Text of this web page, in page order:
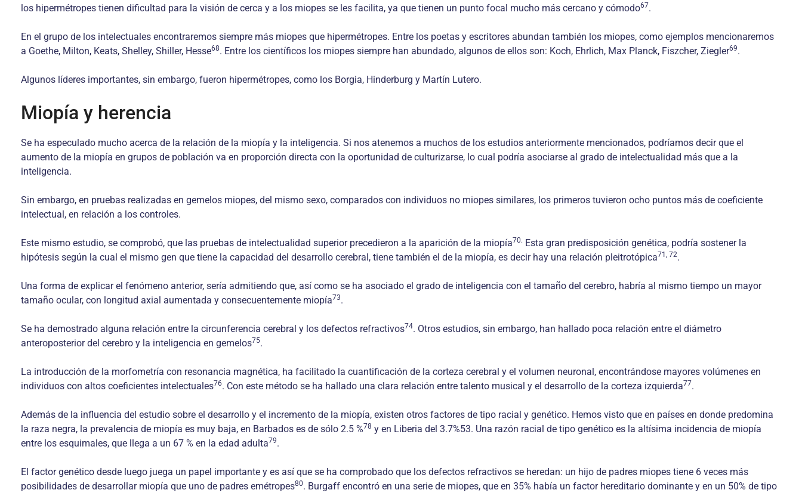
los hipermétropes tienen dificultad para la visión de cerca y a los miopes se les facilita, ya que tienen un punto focal mucho más cercano y cómodo67.
En el grupo de los intelectuales encontraremos siempre más miopes que hipermétropes. Entre los poetas y escritores abundan también los miopes, como ejemplos mencionaremos
a Goethe, Milton, Keats, Shelley, Shiller, Hesse68. Entre los científicos los miopes siempre han abundado, algunos de ellos son: Koch, Ehrlich, Max Planck, Fiszcher, Ziegler69.
Algunos líderes importantes, sin embargo, fueron hipermétropes, como los Borgia, Hinderburg y Martín Lutero.
Miopía y herencia
Se ha especulado mucho acerca de la relación de la miopía y la inteligencia. Si nos atenemos a muchos de los estudios anteriormente mencionados, podríamos decir que el
aumento de la miopía en grupos de población va en proporción directa con la oportunidad de culturizarse, lo cual podría asociarse al grado de intelectualidad más que a la
inteligencia.
Sin embargo, en pruebas realizadas en gemelos miopes, del mismo sexo, comparados con individuos no miopes similares, los primeros tuvieron ocho puntos más de coeficiente
intelectual, en relación a los controles.
Este mismo estudio, se comprobó, que las pruebas de intelectualidad superior precedieron a la aparición de la miopía70. Esta gran predisposición genética, podría sostener la
hipótesis según la cual el mismo gen que tiene la capacidad del desarrollo cerebral, tiene también el de la miopía, es decir hay una relación pleitrotópica71, 72.
Una forma de explicar el fenómeno anterior, sería admitiendo que, así como se ha asociado el grado de inteligencia con el tamaño del cerebro, habría al mismo tiempo un mayor
tamaño ocular, con longitud axial aumentada y consecuentemente miopía73.
Se ha demostrado alguna relación entre la circunferencia cerebral y los defectos refractivos74. Otros estudios, sin embargo, han hallado poca relación entre el diámetro
anteroposterior del cerebro y la inteligencia en gemelos75.
La introducción de la morfometría con resonancia magnética, ha facilitado la cuantificación de la corteza cerebral y el volumen neuronal, encontrándose mayores volúmenes en
individuos con altos coeficientes intelectuales76. Con este método se ha hallado una clara relación entre talento musical y el desarrollo de la corteza izquierda77.
Además de la influencia del estudio sobre el desarrollo y el incremento de la miopía, existen otros factores de tipo racial y genético. Hemos visto que en países en donde predomina
la raza negra, la prevalencia de miopía es muy baja, en Barbados es de sólo 2.5 %78 y en Liberia del 3.7%53. Una razón racial de tipo genético es la altísima incidencia de miopía
entre los esquimales, que llega a un 67 % en la edad adulta79.
El factor genético desde luego juega un papel importante y es así que se ha comprobado que los defectos refractivos se heredan: un hijo de padres miopes tiene 6 veces más
posibilidades de desarrollar miopía que uno de padres emétropes80. Burgaff encontró en una serie de miopes, que en 35% había un factor hereditario dominante y en un 50% de tipo